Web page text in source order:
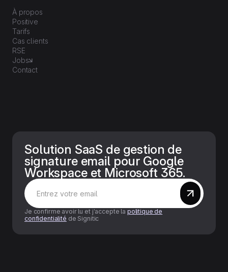
À propos
Positive
Tarifs
Cas clients
RSE
Jobs
Contact
Solution SaaS de gestion de
signature email pour Google
Workspace et Microsoft 365.
Je confirme avoir lu et j’accepte la politique de
confidentialité de Signitic